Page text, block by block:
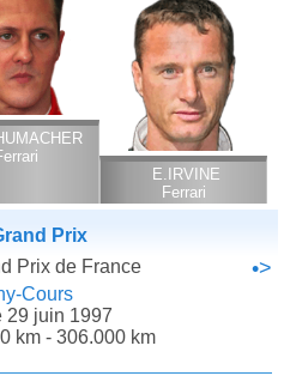
E.IRVINE
Ferrari
Prix
Prix de France •>
Cours
29 juin 1997
km - 306.000 km